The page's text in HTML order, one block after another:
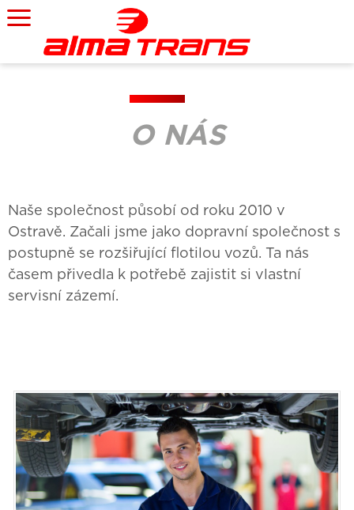
O NÁS
Naše společnost působí od roku 2010 v
Ostravě. Začali jsme jako dopravní společnost s
postupně se rozšiřující flotilou vozů. Ta nás
časem přivedla k potřebě zajistit si vlastní
servisní zázemí.